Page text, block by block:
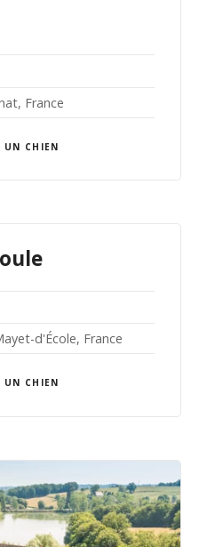
France
UN CHIEN
d'École, France
UN CHIEN